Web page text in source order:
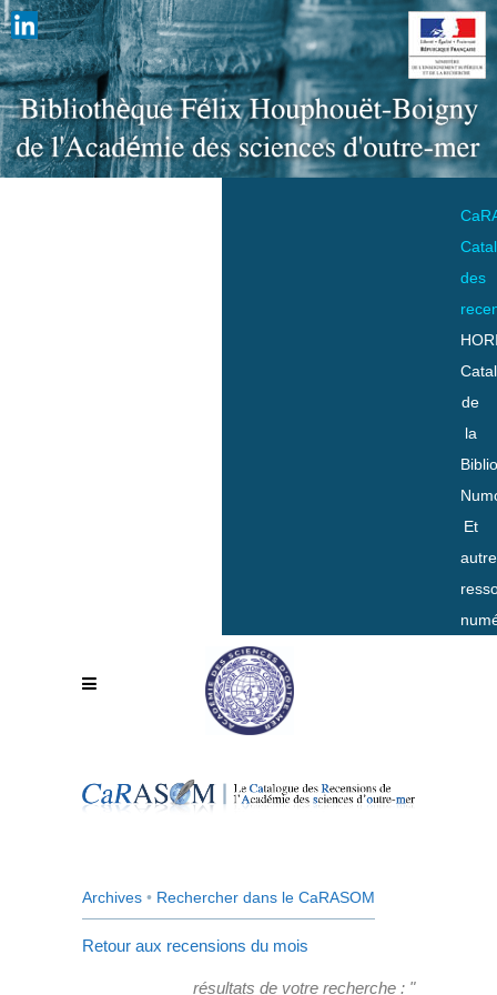
des
de
la
Et
Archives • Rechercher dans le CaRASOM
Retour aux recensions du mois
résultats de votre recherche : "